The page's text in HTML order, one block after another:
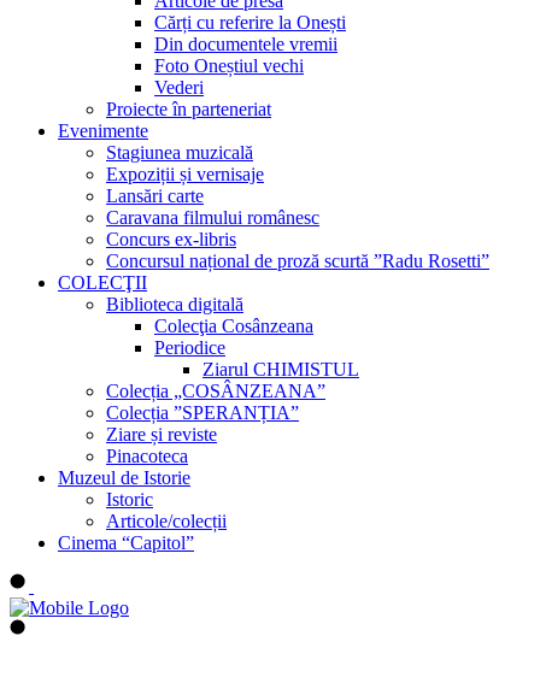
Cărți cu referire la Onești
Din documentele vremii
Foto Oneștiul vechi
Vederi
Proiecte în parteneriat
Evenimente
Stagiunea muzicală
Expoziții și vernisaje
Lansări carte
Caravana filmului românesc
Concurs ex-libris
Concursul național de proză scurtă ”Radu Rosetti”
COLECŢII
Biblioteca digitală
Colecţia Cosânzeana
Periodice
Ziarul CHIMISTUL
Colecția „COSÂNZEANA”
Colecția ”SPERANȚIA”
Ziare și reviste
Pinacoteca
Muzeul de Istorie
Istoric
Articole/colecții
Cinema “Capitol”